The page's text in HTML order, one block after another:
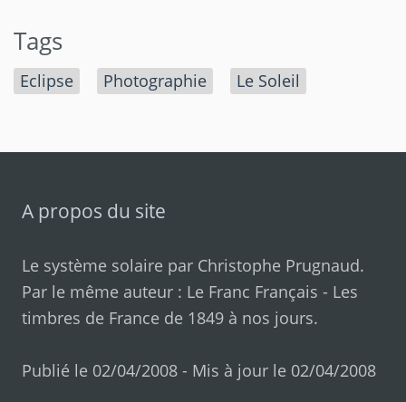
Tags
Eclipse Photographie Le Soleil
A propos du site
Le système solaire par Christophe Prugnaud.
Par le même auteur : Le Franc Français - Les
timbres de France de 1849 à nos jours.
Publié le 02/04/2008 - Mis à jour le 02/04/2008